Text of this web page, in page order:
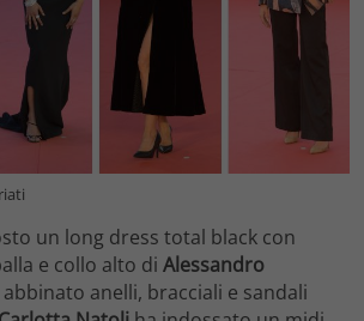
un long dress total black con
e collo alto di Alessandro
abbinato anelli, bracciali e sandali